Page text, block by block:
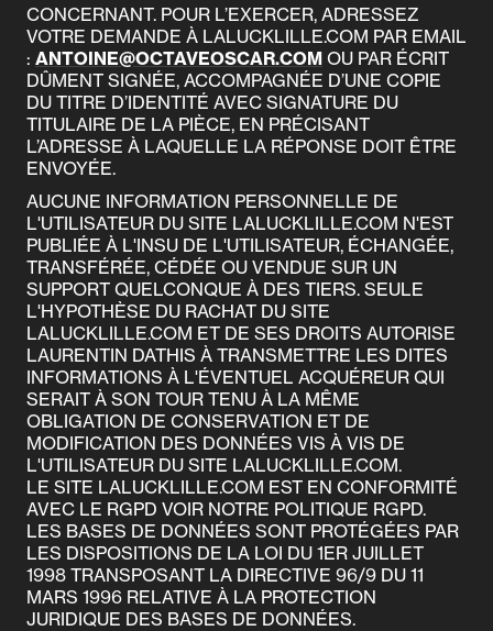
CONCERNANT. POUR L’EXERCER, ADRESSEZ
VOTRE DEMANDE À LALUCKLILLE.COM PAR EMAIL
: ANTOINE@OCTAVEOSCAR.COM OU PAR ÉCRIT
DÛMENT SIGNÉE, ACCOMPAGNÉE D’UNE COPIE
DU TITRE D’IDENTITÉ AVEC SIGNATURE DU
TITULAIRE DE LA PIÈCE, EN PRÉCISANT
L’ADRESSE À LAQUELLE LA RÉPONSE DOIT ÊTRE
ENVOYÉE.
AUCUNE INFORMATION PERSONNELLE DE
L'UTILISATEUR DU SITE LALUCKLILLE.COM N'EST
PUBLIÉE À L'INSU DE L'UTILISATEUR, ÉCHANGÉE,
TRANSFÉRÉE, CÉDÉE OU VENDUE SUR UN
SUPPORT QUELCONQUE À DES TIERS. SEULE
L'HYPOTHÈSE DU RACHAT DU SITE
LALUCKLILLE.COM ET DE SES DROITS AUTORISE
LAURENTIN DATHIS À TRANSMETTRE LES DITES
INFORMATIONS À L'ÉVENTUEL ACQUÉREUR QUI
SERAIT À SON TOUR TENU À LA MÊME
OBLIGATION DE CONSERVATION ET DE
MODIFICATION DES DONNÉES VIS À VIS DE
L'UTILISATEUR DU SITE LALUCKLILLE.COM.
LE SITE LALUCKLILLE.COM EST EN CONFORMITÉ
AVEC LE RGPD VOIR NOTRE POLITIQUE RGPD.
LES BASES DE DONNÉES SONT PROTÉGÉES PAR
LES DISPOSITIONS DE LA LOI DU 1ER JUILLET
1998 TRANSPOSANT LA DIRECTIVE 96/9 DU 11
MARS 1996 RELATIVE À LA PROTECTION
JURIDIQUE DES BASES DE DONNÉES.